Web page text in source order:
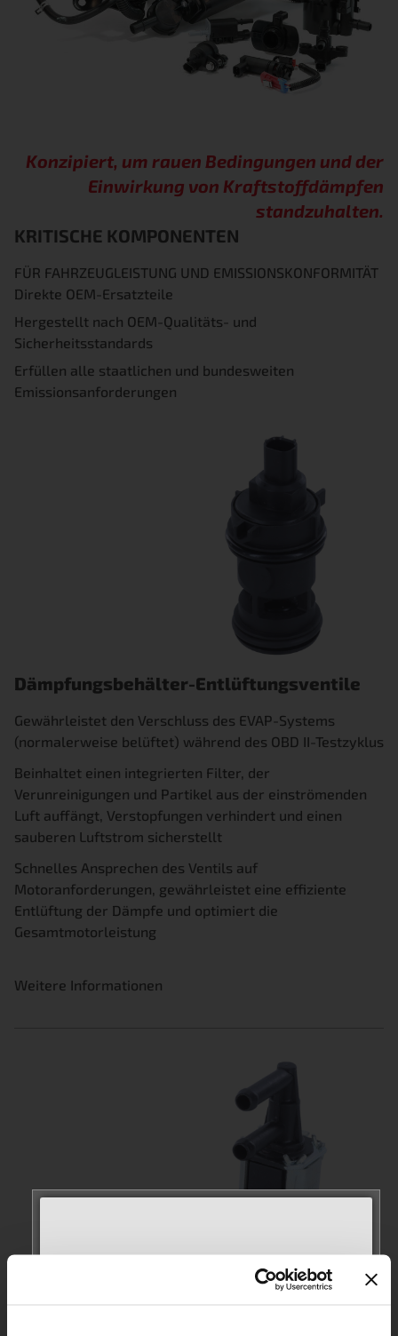
Konzipiert, um rauen Bedingungen und der
Einwirkung von Kraftstoffdämpfen
standzuhalten.
KRITISCHE KOMPONENTEN
FÜR FAHRZEUGLEISTUNG UND EMISSIONSKONFORMITÄT
Direkte OEM-Ersatzteile
Hergestellt nach OEM-Qualitäts- und
Sicherheitsstandards
Erfüllen alle staatlichen und bundesweiten
Emissionsanforderungen
Dämpfungsbehälter-Entlüftungsventile
Gewährleistet den Verschluss des EVAP-Systems
(normalerweise belüftet) während des OBD II-Testzyklus
Beinhaltet einen integrierten Filter, der
Verunreinigungen und Partikel aus der einströmenden
Luft auffängt, Verstopfungen verhindert und einen
sauberen Luftstrom sicherstellt
Schnelles Ansprechen des Ventils auf
Motoranforderungen, gewährleistet eine effiziente
Entlüftung der Dämpfe und optimiert die
Gesamtmotorleistung
Weitere Informationen
MEET WITH US AT